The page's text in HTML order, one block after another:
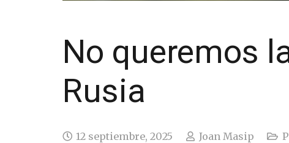
No queremos
Rusia
12 septiembre, 2025 Joan Masip